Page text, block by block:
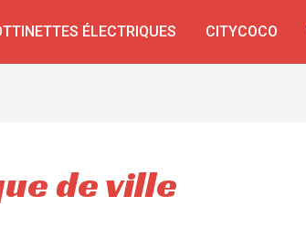
ÉLECTRIQUES CITYCOCO
de ville